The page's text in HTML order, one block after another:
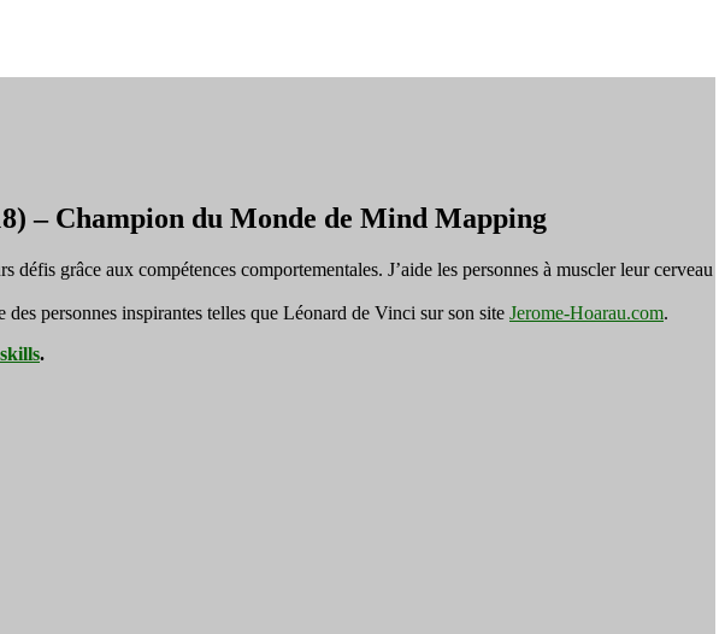
– Champion du Monde de Mind Mapping
grâce aux compétences comportementales. J’aide les personnes à muscler leur cerveau
personnes inspirantes telles que Léonard de Vinci sur son site Jerome-Hoarau.com.
.